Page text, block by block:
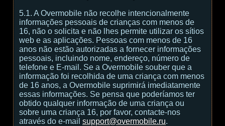
5.1. A Overmobile não recolhe intencionalmente
informações pessoais de crianças com menos de
16, não o solicita e não lhes permite utilizar os sítios
web e as aplicações. Pessoas com menos de 16
anos não estão autorizadas a fornecer informações
pessoais, incluindo nome, endereço, número de
telefone e E-mail. Se a Overmobile souber que a
informação foi recolhida de uma criança com menos
de 16 anos, a Overmobile suprimirá imediatamente
essas informações. Se pensa que poderíamos ter
obtido qualquer informação de uma criança ou
sobre uma criança 16, por favor, contacte-nos
através do e-mail support@overmobile.ru.